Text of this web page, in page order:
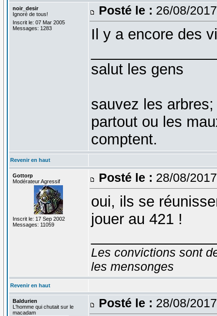
noir_desir
Ignoré de tous!
Inscrit le: 07 Mar 2005
Messages: 1283
Posté le : 26/08/
Il y a encore des
salut les gens
sauvez les
partout ou les
comptent.
Revenir en haut
Gottorp
Modérateur Agressif
Inscrit le: 17 Sep 2002
Messages: 11059
Posté le : 28/08/
oui, ils se
jouer au 421 !
Les convictions sont
les mensonges
Revenir en haut
Baldurien
L'homme qui chutait sur le
macadam
Posté le : 28/08/